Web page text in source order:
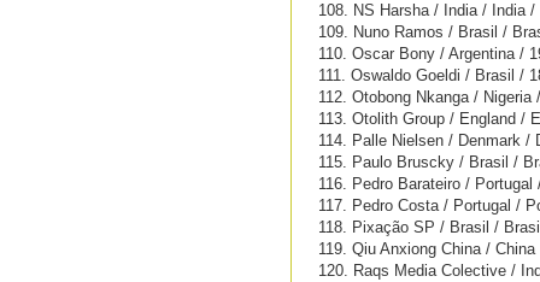
108. NS Harsha / India / India /
109. Nuno Ramos / Brasil /
110. Oscar Bony / Argentina /
111. Oswaldo Goeldi / Brasil /
112. Otobong Nkanga /
113. Otolith Group / England /
114. Palle Nielsen / Denmark /
115. Paulo Bruscky / Brasil /
116. Pedro Barateiro / Portugal
117. Pedro Costa / Portugal /
118. Pixação SP / Brasil /
119. Qiu Anxiong China / China
120. Raqs Media Colective /